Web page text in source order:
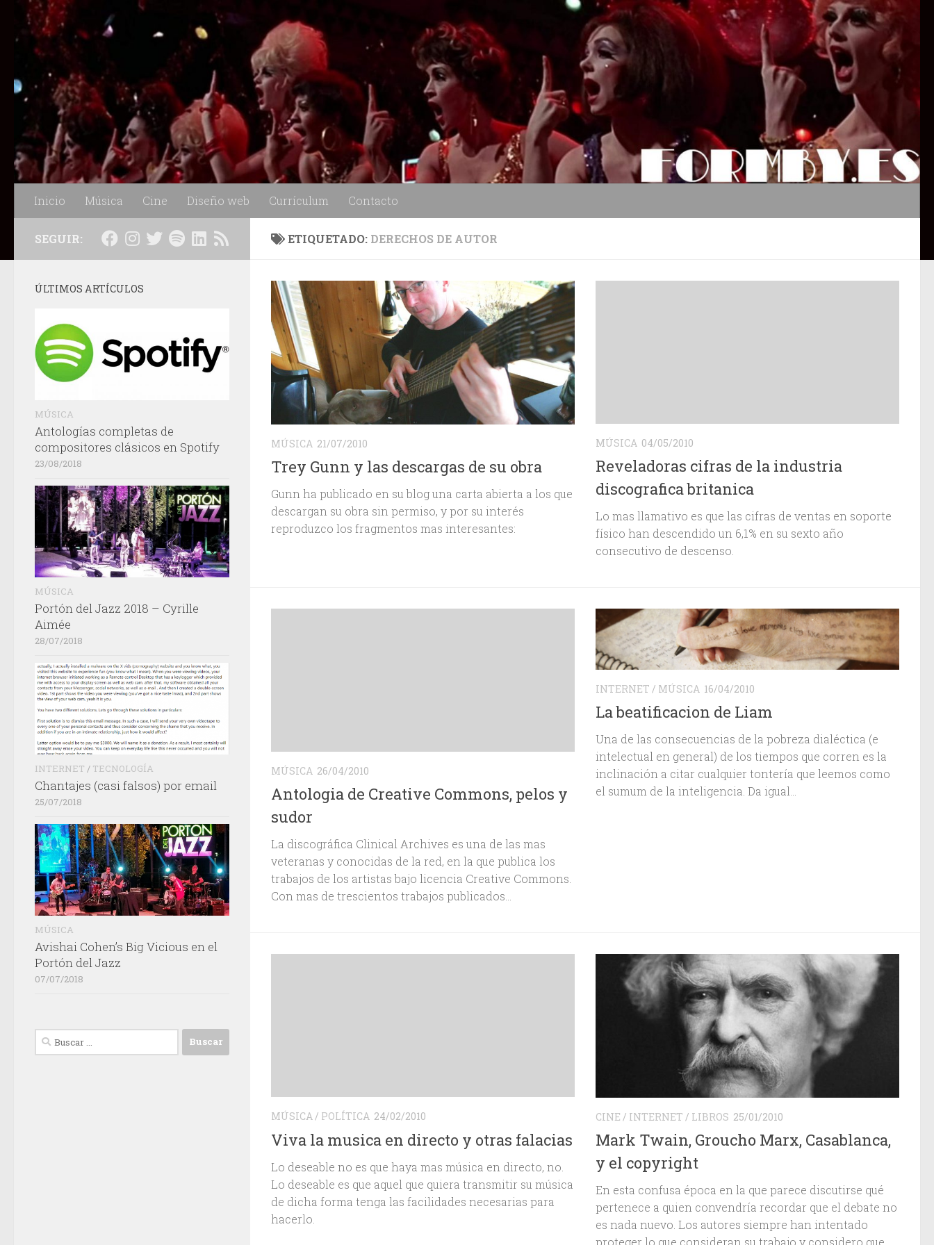
Saltar al contenido
Inicio Música Cine Diseño web Currículum Contacto
ETIQUETADO: DERECHOS DE AUTOR
MÚSICA 21/07/2010
Trey Gunn y las descargas de su obra
Gunn ha publicado en su blog una carta abierta a los que
descargan su obra sin permiso, y por su interés
reproduzco los fragmentos mas interesantes:
MÚSICA 04/05/2010
Reveladoras cifras de la industria
discografica britanica
Lo mas llamativo es que las cifras de ventas en soporte
físico han descendido un 6,1% en su sexto año
consecutivo de descenso.
MÚSICA 26/04/2010
Antologia de Creative Commons, pelos y
sudor
La discográfica Clinical Archives es una de las mas
veteranas y conocidas de la red, en la que publica los
trabajos de los artistas bajo licencia Creative Commons.
Con mas de trescientos trabajos publicados...
INTERNET / MÚSICA 16/04/2010
La beatificacion de Liam
Una de las consecuencias de la pobreza dialéctica (e
intelectual en general) de los tiempos que corren es la
inclinación a citar cualquier tontería que leemos como
el sumum de la inteligencia. Da igual...
MÚSICA/ POLÍTICA 24/02/2010
Viva la musica en directo y otras falacias
Lo deseable no es que haya mas música en directo, no.
Lo deseable es que aquel que quiera transmitir su música
de dicha forma tenga las facilidades necesarias para
hacerlo.
CINE / INTERNET / LIBROS 25/01/2010
Mark Twain, Groucho Marx, Casablanca,
y el copyright
En esta confusa época en la que parece discutirse qué
pertenece a quien convendría recordar que el debate no
es nada nuevo. Los autores siempre han intentado
proteger lo que consideran su trabajo y considero que
SEGUIR:
ÚLTIMOS ARTÍCULOS
MÚSICA
Antologías completas de
compositores clásicos en Spotify
23/08/2018
MÚSICA
Portón del Jazz 2018 – Cyrille
Aimée
28/07/2018
INTERNET / TECNOLOGÍA
Chantajes (casi falsos) por email
25/07/2018
MÚSICA
Avishai Cohen’s Big Vicious en el
Portón del Jazz
07/07/2018
Buscar: